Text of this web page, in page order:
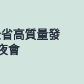
高質量發
會